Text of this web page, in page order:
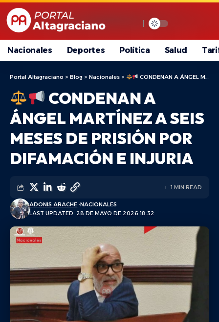
Nacionales Deportes Política Salud
Portal Altagraciano > Blog > Nacionales > CONDENAN A ÁNGEL MARTÍNEZ A SEIS MESES DE PRISIÓN POR DIFAMACIÓN E INJURIA
CONDENAN A
ÁNGEL MARTÍNEZ A SEIS
MESES DE PRISIÓN POR
DIFAMACIÓN E INJURIA
LAST UPDATED: 28 DE MAYO DE 2026 18:32
ADONIS ARACHE NACIONALES
1 MIN READ